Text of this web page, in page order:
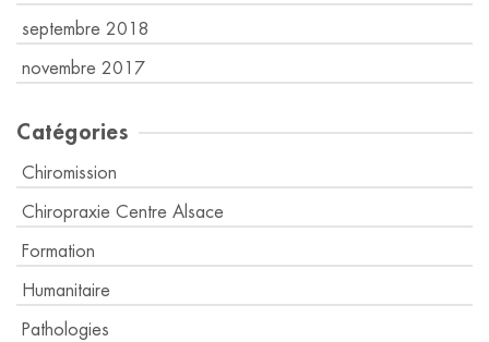
septembre 2018
novembre 2017
Catégories
Chiromission
Chiropraxie Centre Alsace
Formation
Humanitaire
Pathologies